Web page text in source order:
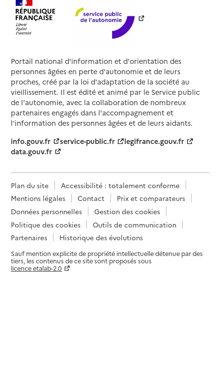
Portail national d'information et d'orientation des
personnes âgées en perte d'autonomie et de leurs
proches, créé par la loi d'adaptation de la société au
vieillissement. Il est édité et animé par le Service public
de l'autonomie, avec la collaboration de nombreux
partenaires engagés dans l'accompagnement et
l'information des personnes âgées et de leurs aidants.
info.gouv.fr
service-public.fr
legifrance.gouv.fr
data.gouv.fr
Plan du site
Accessibilité : totalement conforme
Mentions légales
Contact
Prix et comparateurs
Données personnelles
Gestion des cookies
Politique des cookies
Outils de communication
Partenaires
Historique des évolutions
Sauf mention explicite de propriété intellectuelle détenue par des
tiers, les contenus de ce site sont proposés sous
licence etalab-2.0